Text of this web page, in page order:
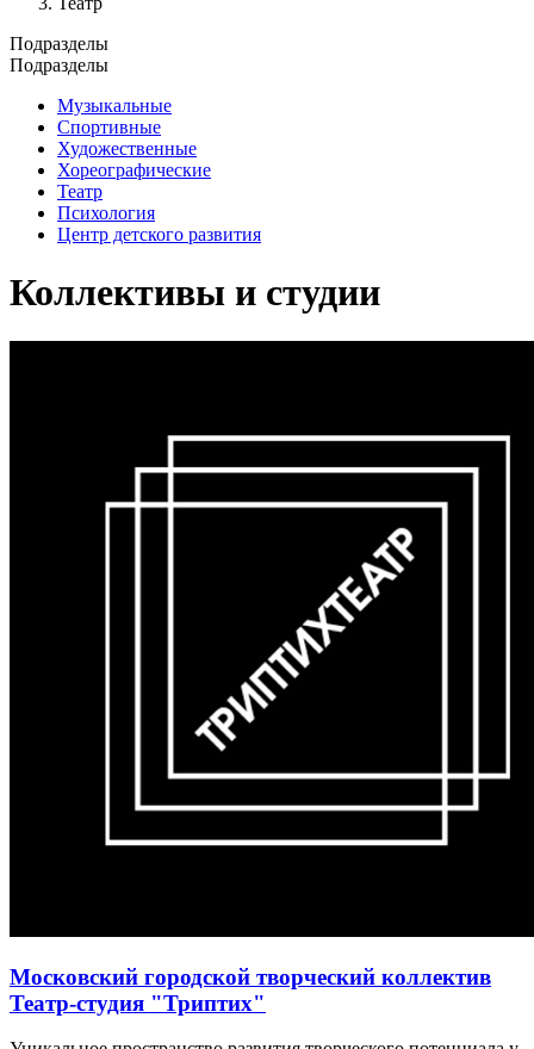
Подразделы
Подразделы
Музыкальные
Спортивные
Художественные
Хореографические
Театр
Психология
Центр детского развития
Коллективы и студии
Московский городской творческий коллектив
Театр-студия "Триптих"